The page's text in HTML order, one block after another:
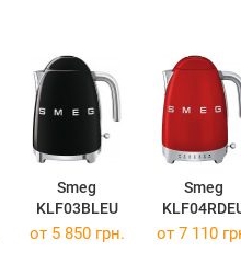
Smeg
KLF03BLEU
Smeg
от 5 850 грн. от 7 110